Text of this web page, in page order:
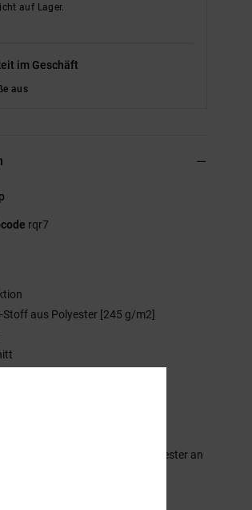
auf Lager.
im Geschäft
aus
rqr7
Stoff aus Polyester [245 g/m2]
gestreifter Rippstrick aus Polyester an